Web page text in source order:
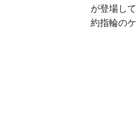
が登場し
約指輪の